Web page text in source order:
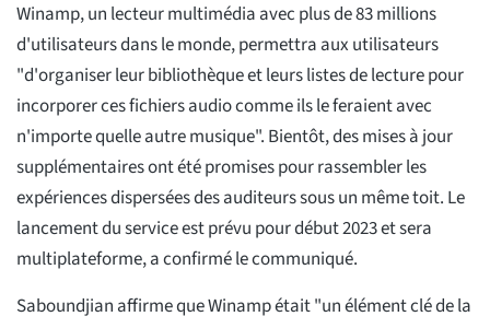
Winamp, un lecteur multimédia avec plus de 83 millions
d'utilisateurs dans le monde, permettra aux utilisateurs
"d'organiser leur bibliothèque et leurs listes de lecture pour
incorporer ces fichiers audio comme ils le feraient avec
n'importe quelle autre musique". Bientôt, des mises à jour
supplémentaires ont été promises pour rassembler les
expériences dispersées des auditeurs sous un même toit. Le
lancement du service est prévu pour début 2023 et sera
multiplateforme, a confirmé le communiqué.
Saboundjian affirme que Winamp était "un élément clé de la